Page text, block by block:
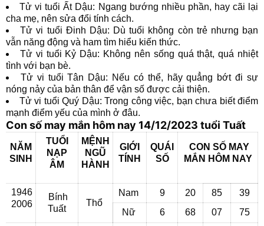
Tử vi tuổi Ất Dậu: Ngang bướng nhiều phần, hay cãi lại
cha mẹ, nên sửa đổi tính cách.
Tử vi tuổi Đinh Dậu: Dù tuổi không còn trẻ nhưng bạn
vẫn năng động và ham tìm hiểu kiến thức.
Tử vi tuổi Kỷ Dậu: Không nên sống quá thật, quá nhiệt
tình với bạn bè.
Tử vi tuổi Tân Dậu: Nếu có thể, hãy quẳng bớt đi sự
nóng nảy của bản thân để vận số được cải thiện.
Tử vi tuổi Quý Dậu: Trong công việc, bạn chưa biết điểm
mạnh điểm yếu của mình ở đâu.
Con số may mắn hôm nay 14/12/2023 tuổi Tuất
NĂM
SINH
TUỔI
NẠP
ÂM
MỆNH
NGŨ
HÀNH
GIỚI
TÍNH
QUÁI
SỐ
CON SỐ MAY
MẮN HÔM NAY
1946
2006
Bính
Tuất
Thổ
Nam 9 20 85
39
Nữ
6 68 07 75